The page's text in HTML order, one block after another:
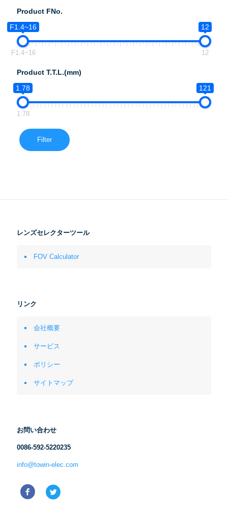
Product FNo.
F1.4~16
12
F1.4~16 12
Product T.T.L.(mm)
1.78
121
1.78
Filter
レンズセレクターツール
FOV Calculator
リンク
会社概要
サービス
ポリシー
サイトマップ
お問い合わせ
0086-592-5220235
info@towin-elec.com